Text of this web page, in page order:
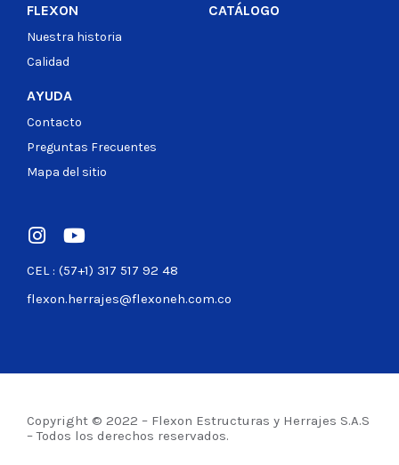
CEL : (57+1) 317 517 92 48
flexon.herrajes@flexoneh.com.co
FLEXON
Nuestra historia
Calidad
CATÁLOGO
AYUDA
Contacto
Preguntas Frecuentes
Mapa del sitio
Copyright © 2022 – Flexon Estructuras y Herrajes S.A.S
– Todos los derechos reservados.